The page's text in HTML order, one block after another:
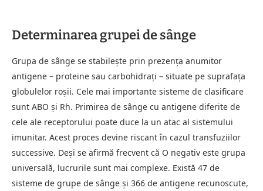
Determinarea grupei de sânge
Grupa de sânge se stabilește prin prezența anumitor
antigene – proteine sau carbohidrați – situate pe suprafața
globulelor roșii. Cele mai importante sisteme de clasificare
sunt ABO și Rh. Primirea de sânge cu antigene diferite de
cele ale receptorului poate duce la un atac al sistemului
imunitar. Acest proces devine riscant în cazul transfuziilor
successive. Deși se afirmă frecvent că O negativ este grupa
universală, lucrurile sunt mai complexe. Există 47 de
sisteme de grupe de sânge și 366 de antigene recunoscute,